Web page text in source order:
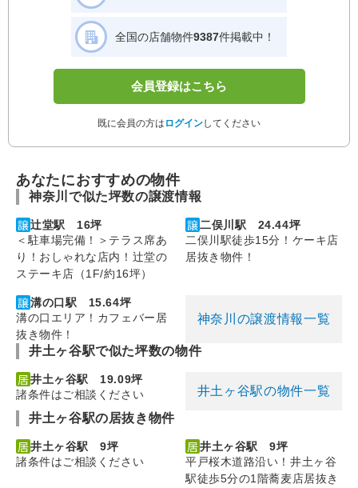
全国の店舗物件9387件掲載中！
会員登録はこちら
既に会員の方は ログインしてください
あなたにおすすめの物件
神奈川で似た坪数の譲渡情報
辻堂駅 16坪
＜駐車場完備！＞テラス席あ
り！おしゃれな店内！辻堂の
ステーキ店（1F/約16坪）
二俣川駅 24.44坪
二俣川駅徒歩15分！ケーキ店
居抜き物件！
溝の口駅 15.64坪
溝の口エリア！カフェバー居
抜き物件！
神奈川の譲渡情報一覧
井土ヶ谷駅で似た坪数の物件
井土ヶ谷駅 19.09坪
諸条件はご相談ください
井土ヶ谷駅の物件一覧
井土ヶ谷駅の居抜き物件
井土ヶ谷駅 9坪
諸条件はご相談ください
井土ヶ谷駅 9坪
平戸桜木道路沿い！井土ヶ谷
駅徒歩5分の1階蕎麦店居抜き